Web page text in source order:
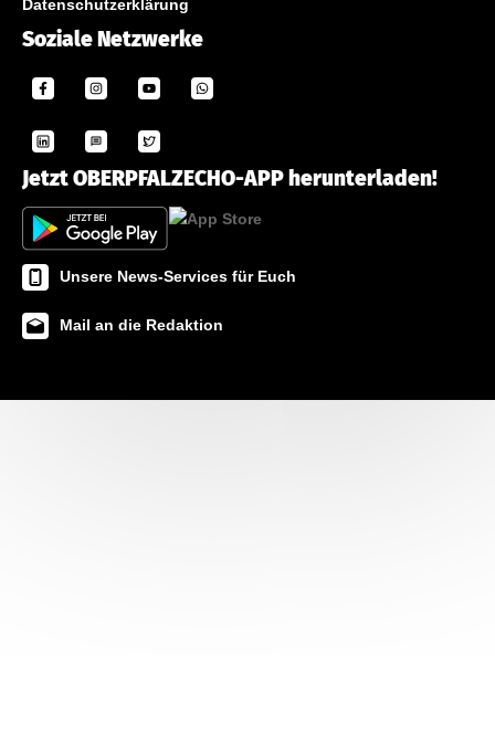
Datenschutzerklärung
Soziale Netzwerke
Jetzt OBERPFALZECHO-APP herunterladen!
Unsere News-Services für Euch
Mail an die Redaktion